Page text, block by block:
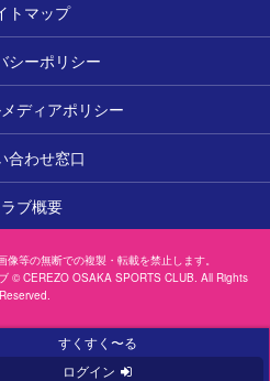
トマップ
シーポリシー
ディアポリシー
合わせ窓口
ブ概要
等の無断での複製・転載を禁止します。
© CEREZO OSAKA SPORTS CLUB. All Rights
Reserved.
すくすく〜る
ログイン